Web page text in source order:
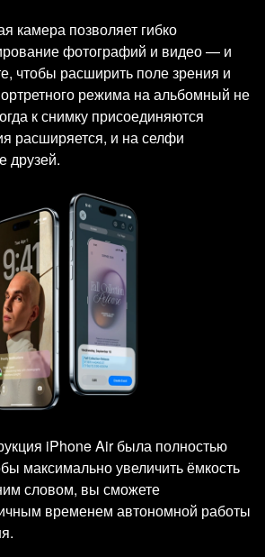
камера позволяет гибко
фотографий и видео — и
чтобы расширить поле зрения и
режима на альбомный не
к снимку присоединяются
расширяется, и на селфи
друзей.
iPhone Air была полностью
максимально увеличить ёмкость
словом, вы сможете
временем автономной работы